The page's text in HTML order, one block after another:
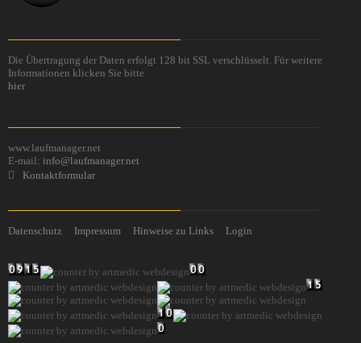
Die Übertragung der Daten erfolgt 128 bit SSL verschlüsselt. Für weitere
Informationen klicken Sie bitte
hier
www.laufmanager.net
E-mail: info@laufmanager.net
Kontaktformular
Datenschutz Impressum Hinweise zu Links Login